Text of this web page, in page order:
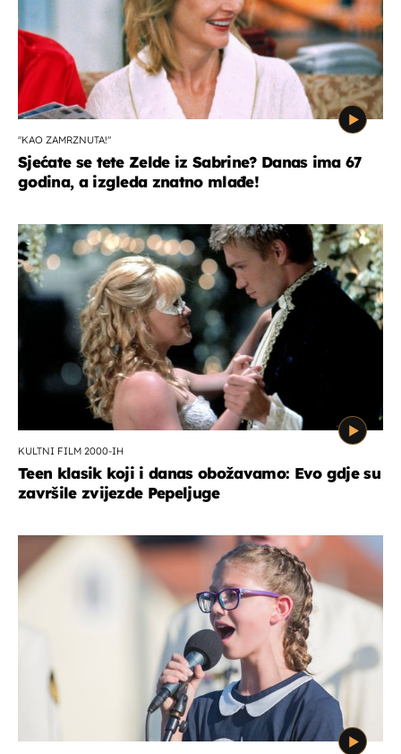
"KAO ZAMRZNUTA!"
Sjećate se tete Zelde iz Sabrine? Danas ima 67
godina, a izgleda znatno mlađe!
KULTNI FILM 2000-IH
Teen klasik koji i danas obožavamo: Evo gdje su
završile zvijezde Pepeljuge